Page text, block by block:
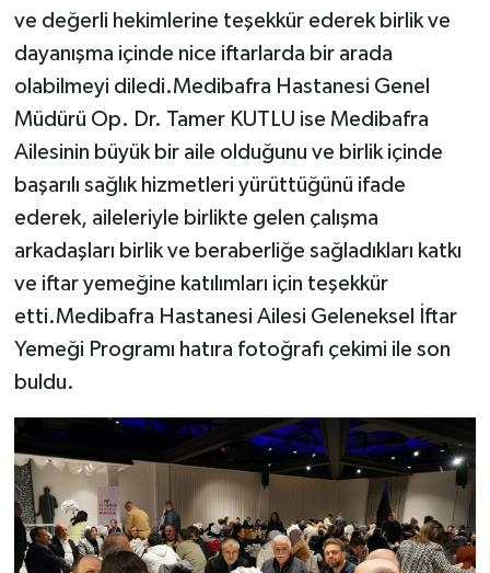
ve değerli hekimlerine teşekkür ederek birlik ve
dayanışma içinde nice iftarlarda bir arada
olabilmeyi diledi.Medibafra Hastanesi Genel
Müdürü Op. Dr. Tamer KUTLU ise Medibafra
Ailesinin büyük bir aile olduğunu ve birlik içinde
başarılı sağlık hizmetleri yürüttüğünü ifade
ederek, aileleriyle birlikte gelen çalışma
arkadaşları birlik ve beraberliğe sağladıkları katkı
ve iftar yemeğine katılımları için teşekkür
etti.Medibafra Hastanesi Ailesi Geleneksel İftar
Yemeği Programı hatıra fotoğrafı çekimi ile son
buldu.